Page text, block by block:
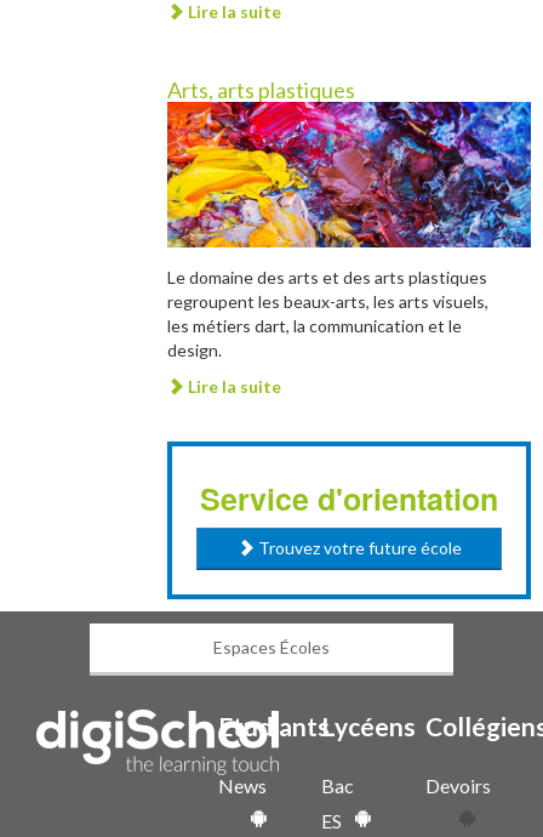
Lire la suite
Arts, arts plastiques
Le domaine des arts et des arts plastiques
regroupent les beaux-arts, les arts visuels,
les métiers dart, la communication et le
design.
Lire la suite
Service d'orientation
Trouvez votre future école
Espaces Écoles
Etudiants
News
Lycéens
Bac
ES
Devoirs